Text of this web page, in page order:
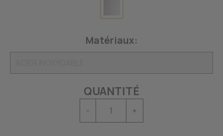
Matériaux:
QUANTITÉ
- +